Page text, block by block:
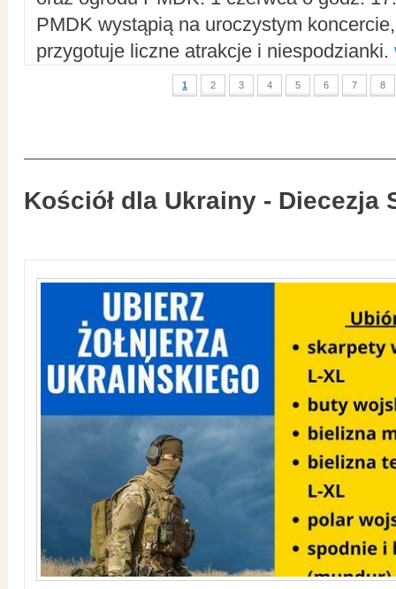
PMDK wystąpią na uroczystym
przygotuje liczne atrakcje i niespodzianki.
1 2 3 4 5 6 7 8
Kościół dla Ukrainy - Diecezja